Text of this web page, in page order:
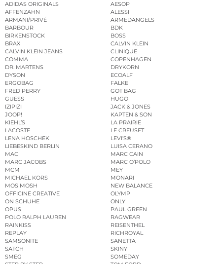
ADIDAS ORIGINALS
AESOP
AFFENZAHN
ALESSI
ARMANI/PRIVÉ
ARMEDANGELS
BARBOUR
BDK
BIRKENSTOCK
BOSS
BRAX
CALVIN KLEIN
CALVIN KLEIN JEANS
CLINIQUE
COMMA
COPENHAGEN
DR. MARTENS
DRYKORN
DYSON
ECOALF
ERGOBAG
FALKE
FRED PERRY
GOT BAG
GUESS
HUGO
IZIPIZI
JACK & JONES
JOOP!
KAPTEN & SON
KIEHL’S
LA PRAIRIE
LACOSTE
LE CREUSET
LENA HOSCHEK
LEVI’S®
LIEBESKIND BERLIN
LUISA CERANO
MAC
MARC CAIN
MARC JACOBS
MARC O’POLO
MCM
MEY
MICHAEL KORS
MONARI
MOS MOSH
NEW BALANCE
OFFICINE CREATIVE
OLYMP
ON SCHUHE
ONLY
OPUS
PAUL GREEN
POLO RALPH LAUREN
RAGWEAR
RAINKISS
REISENTHEL
REPLAY
RICHROYAL
SAMSONITE
SANETTA
SATCH
SKINY
SMEG
SOMEDAY